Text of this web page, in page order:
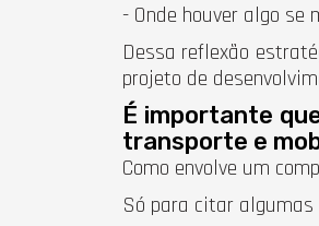
- Onde houver algo se
Dessa reflexão
projeto de
É importante
transporte e
Como envolve um
Só para citar